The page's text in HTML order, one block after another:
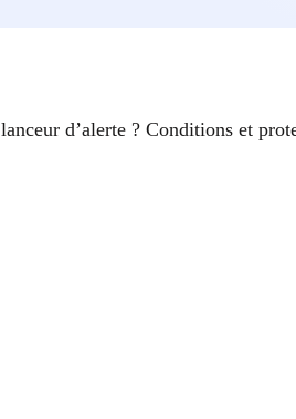
d’alerte ? Conditions et